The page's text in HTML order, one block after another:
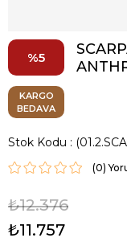
5
KARGO
BEDAVA
Stok Kodu
(0)
₺12.376
₺11.757